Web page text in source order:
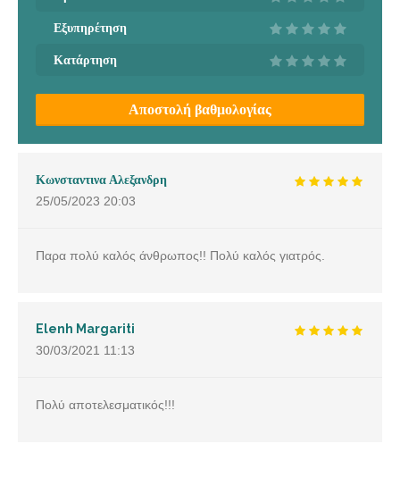
Εξυπηρέτηση
Κατάρτηση
Αποστολή βαθμολογίας
Κωνσταντινα Αλεξανδρη
25/05/2023 20:03
Παρα πολύ καλός άνθρωπος!! Πολύ καλός γιατρός.
Elenh Margariti
30/03/2021 11:13
Πολύ αποτελεσματικός!!!